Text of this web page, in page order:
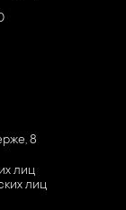
8
лиц
лиц